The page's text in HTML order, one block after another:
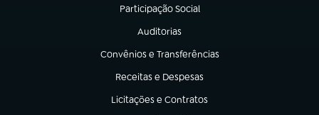
Participação Social
(abre em nova aba)
Auditorias
(abre em nova aba)
Convênios e Transferências
(abre em nova aba)
Receitas e Despesas
(abre em nova aba)
Licitações e Contratos
(abre em nova aba)